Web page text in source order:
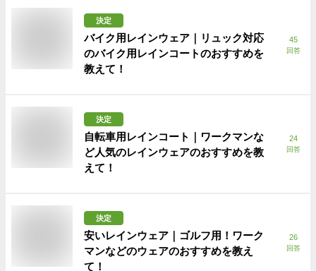
決定
バイク用レインウェア｜リュック対応
のバイク用レインコートのおすすめを
教えて！
45
回答
決定
自転車用レインコート｜ワークマンな
ど人気のレインウェアのおすすめを教
えて！
24
回答
決定
安いレインウェア｜ゴルフ用！ワーク
マンなどのウェアのおすすめを教え
て！
26
回答